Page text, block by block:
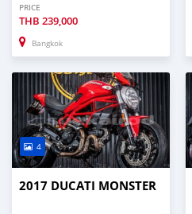
PRICE
THB 239,000
Bangkok
4
2017 DUCATI MONSTER